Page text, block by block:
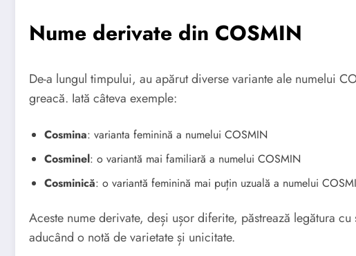
Nume derivate din COSMIN
De-a lungul timpului, au apărut diverse variante ale numelui
greacă. Iată câteva exemple:
Cosmina: varianta feminină a numelui COSMIN
Cosminel: o variantă mai familiară a numelui COSMIN
Cosminică: o variantă feminină mai puțin uzuală a numelui
Aceste nume derivate, deși ușor diferite, păstrează legătura
aducând o notă de varietate și unicitate.